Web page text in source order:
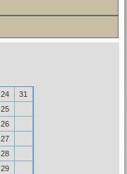
24
31
25
26
27
28
29